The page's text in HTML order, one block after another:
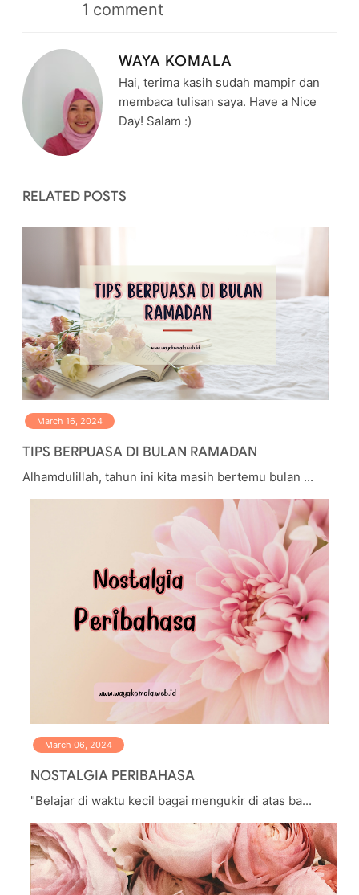
1 comment
WAYA KOMALA
Hai, terima kasih sudah mampir dan
membaca tulisan saya. Have a Nice
Day! Salam :)
RELATED POSTS
March 16, 2024
TIPS BERPUASA DI BULAN RAMADAN
Alhamdulillah, tahun ini kita masih bertemu bulan ...
March 06, 2024
NOSTALGIA PERIBAHASA
"Belajar di waktu kecil bagai mengukir di atas ba...